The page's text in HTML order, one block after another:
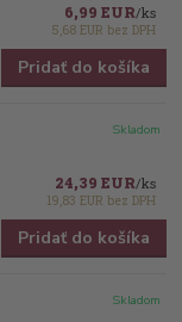
6,99 EUR/ks
5,68 EURbez DPH
Pridať do košíka
24,39 EUR/ks
19,83 EURbez DPH
Skladom
Pridať do košíka
Skladom